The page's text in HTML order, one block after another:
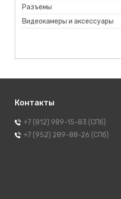
Разъемы
Видеокамеры и аксессуары
Контакты
+7 (812) 989-15-83 (СПб)
+7 (952) 289-88-26 (СПб)